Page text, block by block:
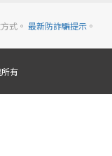
式。 最新防詐騙提示。
有